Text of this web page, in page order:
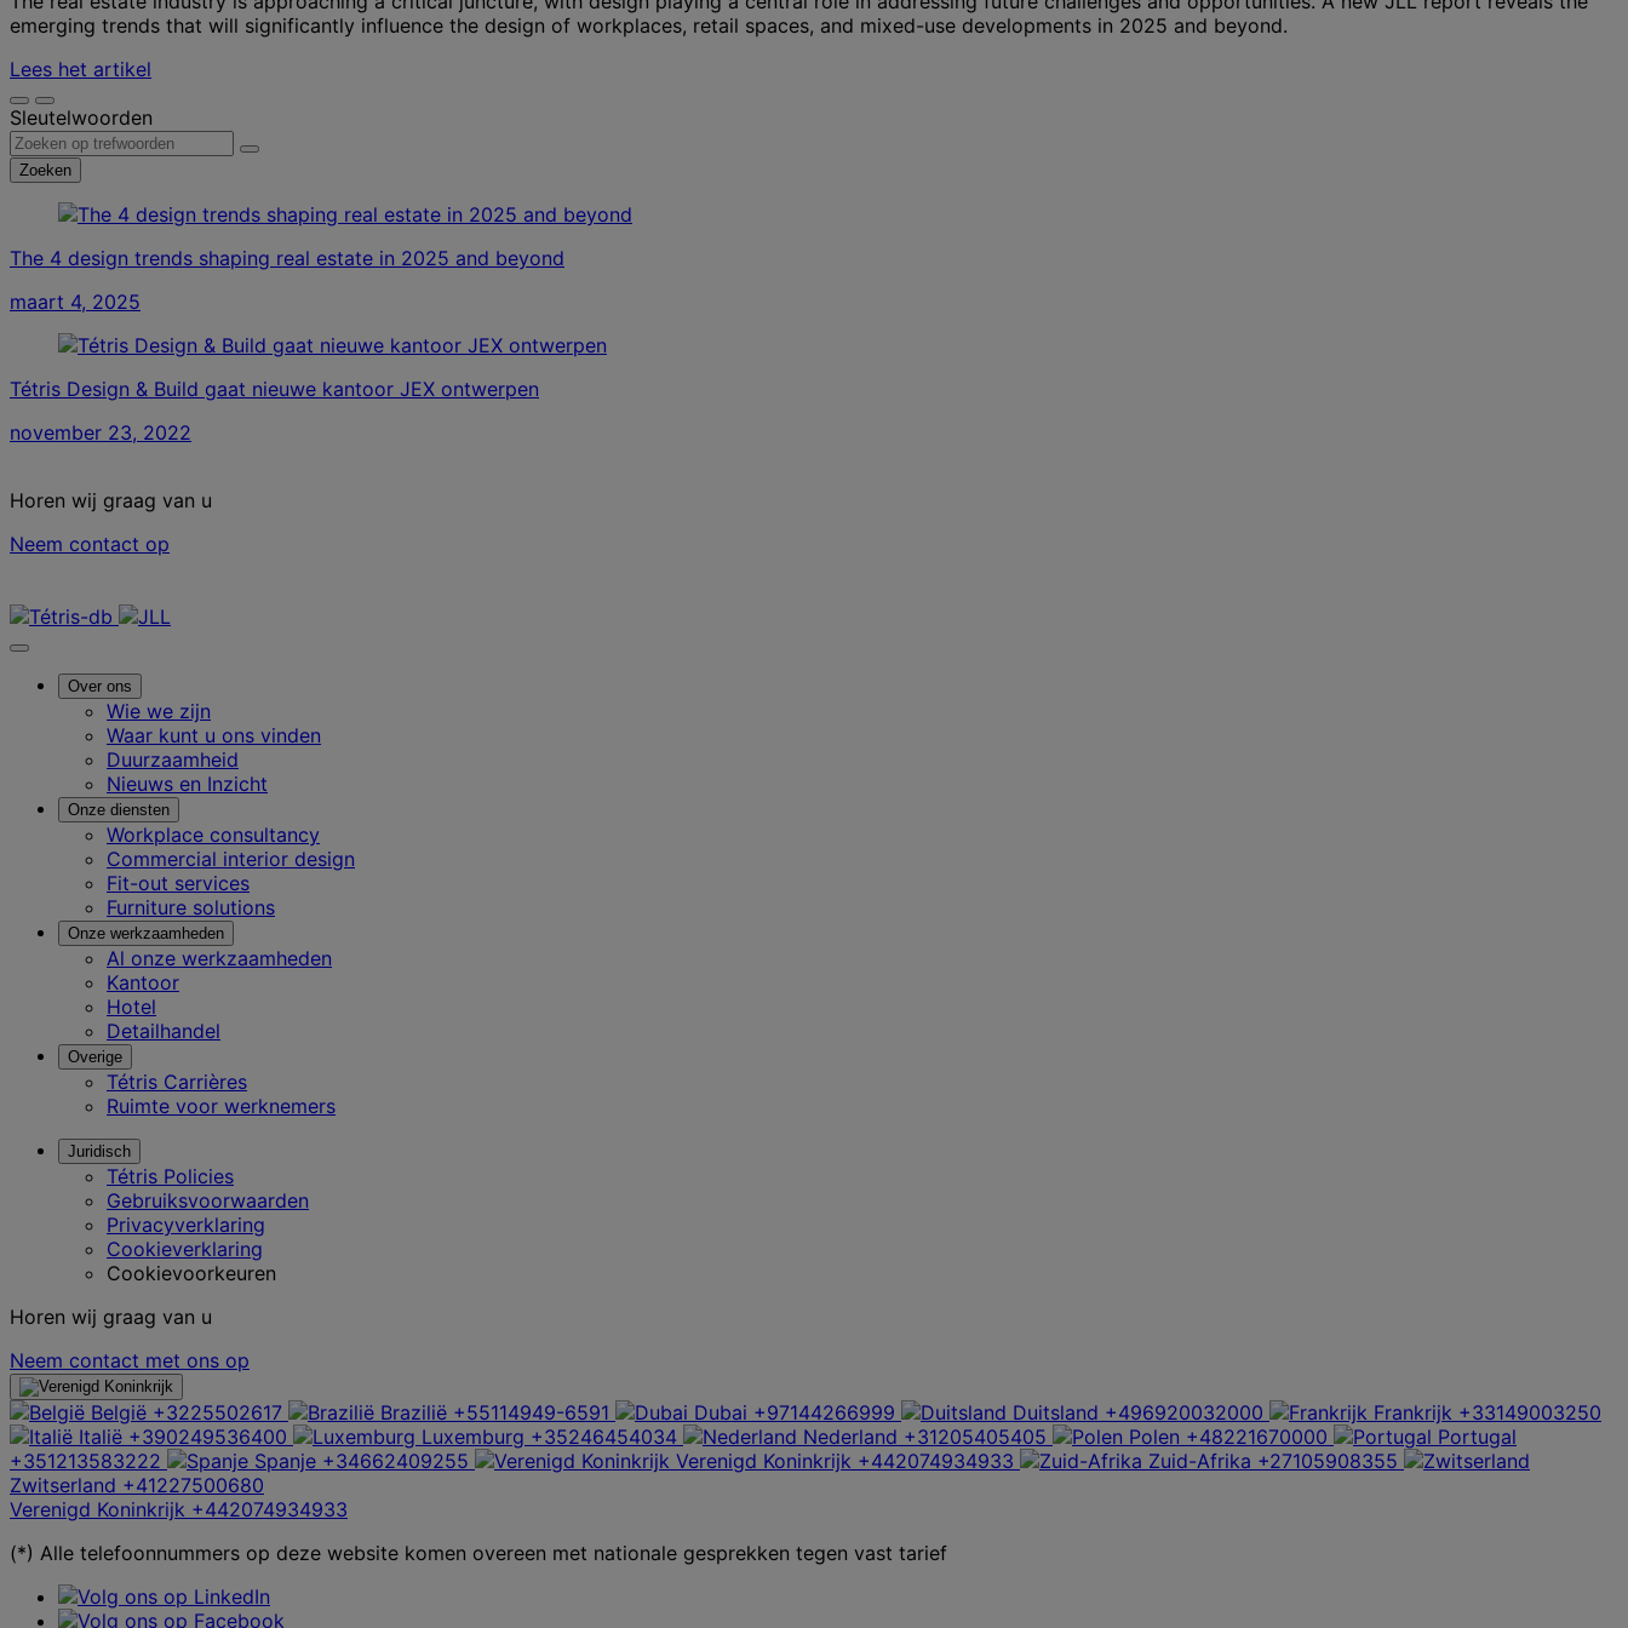
emerging trends that will significantly influence the design of workplaces, retail spaces, and mixed-use developments in 2025 and beyond.
Lees het artikel
Sleutelwoorden
Zoeken
The 4 design trends shaping real estate in 2025 and beyond
maart 4, 2025
Tétris Design & Build gaat nieuwe kantoor JEX ontwerpen
november 23, 2022
Horen wij graag van u
Neem contact op
Over ons
Wie we zijn
Waar kunt u ons vinden
Duurzaamheid
Nieuws en Inzicht
Onze diensten
Workplace consultancy
Commercial interior design
Fit-out services
Furniture solutions
Onze werkzaamheden
Al onze werkzaamheden
Kantoor
Hotel
Detailhandel
Overige
Tétris Carrières
Ruimte voor werknemers
Juridisch
Tétris Policies
Gebruiksvoorwaarden
Privacyverklaring
Cookieverklaring
Cookievoorkeuren
Horen wij graag van u
Neem contact met ons op
België +3225502617 Brazilië +55114949-6591 Dubai +97144266999 Duitsland +496920032000 Frankrijk +33149003250
Italië +390249536400 Luxemburg +35246454034 Nederland +31205405405 Polen +48221670000
Portugal
+351213583222
Spanje +34662409255 Verenigd Koninkrijk +442074934933 Zuid-Afrika +27105908355
Zwitserland +41227500680
Verenigd Koninkrijk +442074934933
(*) Alle telefoonnummers op deze website komen overeen met nationale gesprekken tegen vast tarief